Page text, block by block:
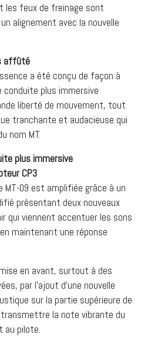
les feux de freinage sont
alignement avec la nouvelle
affûté
a été conçu de façon à
plus immersive
liberté de mouvement, tout
tranchante et audacieuse qui
nom MT.
plus immersive
CP3
MT-09 est amplifiée grâce à un
présentant deux nouveaux
qui viennent accentuer les sons
maintenant une réponse
en avant, surtout à des
par l’ajout d’une nouvelle
sur la partie supérieure de
la note vibrante du
au pilote.